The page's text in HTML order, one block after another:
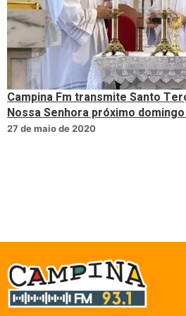
Campina Fm transmite Santo
Nossa Senhora próximo
27 de maio de 2020